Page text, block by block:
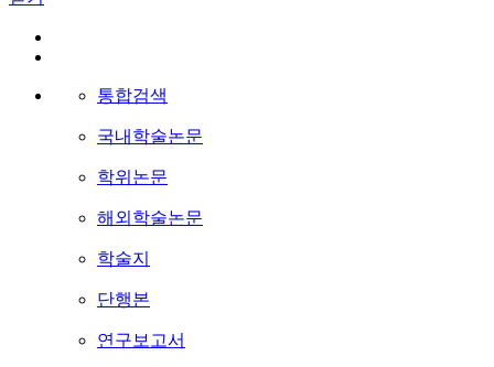
통합검색
국내학술논문
학위논문
해외학술논문
학술지
단행본
연구보고서